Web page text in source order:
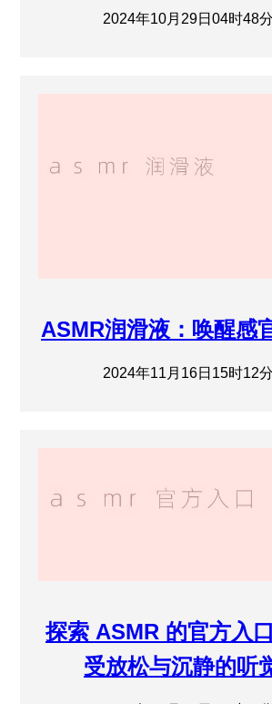
2024年10月29日04时48
ASMR润滑液：唤醒感
2024年11月16日15时12
探索 ASMR 的官方入
受放松与沉静的听